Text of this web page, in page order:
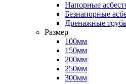
Напорные
Безнапорные
Дренажные
Размер
100мм
150мм
200мм
250мм
300мм